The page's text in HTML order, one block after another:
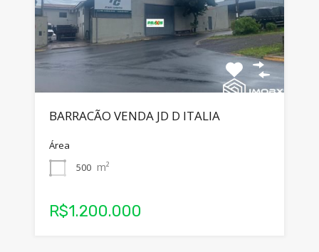
BARRACÃO VENDA JD D ITALIA
Área
500 m²
R$1.200.000